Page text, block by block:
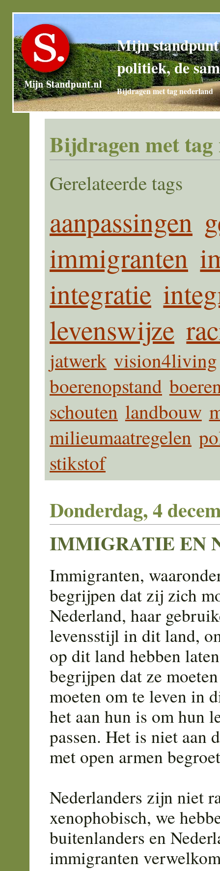
Mijn
politiek, de
Bijdragen met tag nederland
Bijdragen met
Gerelateerde tags
aanpassingen
immigranten
integratie
levenswijze
jatwerk vision4living
boerenopstand
schouten landbouw
milieumaatregelen
stikstof
Donderdag, 4
IMMIGRATIE EN
Immigranten,
begrijpen dat zij zich
Nederland, haar
levensstijl in dit land,
op dit land hebben
begrijpen dat ze
moeten om te leven in
het aan hun is om hun
passen. Het is niet aan
met open armen
Nederlanders zijn niet
xenophobisch, we
buitenlanders en
immigranten